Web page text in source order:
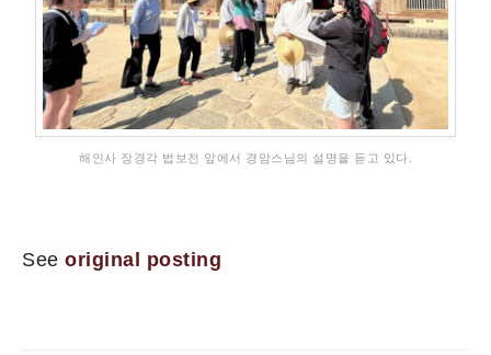
해인사 장경각 법보전 앞에서 경암스님의 설명을 듣고 있다.
See original posting